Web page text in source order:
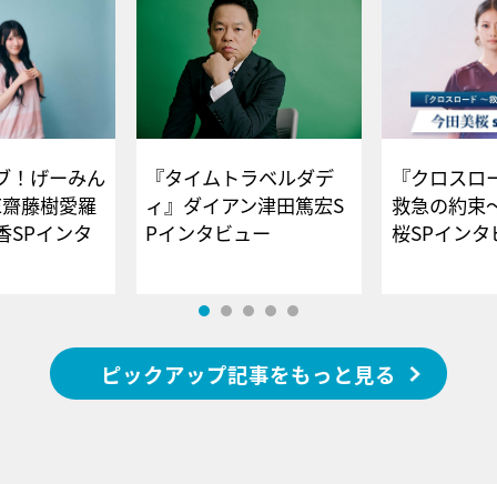
！げーみん
藤樹愛羅
SPインタ
『タイムトラベルダデ
ィ』ダイアン津田篤宏S
Pインタビュー
『クロス
救急の約束
桜SPイ
ピックアップ記事をもっと見る